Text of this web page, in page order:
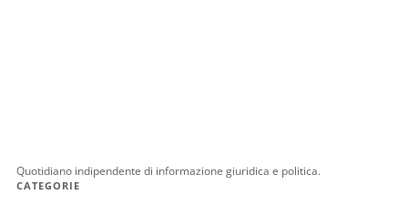
Quotidiano indipendente di informazione giuridica e politica.
CATEGORIE